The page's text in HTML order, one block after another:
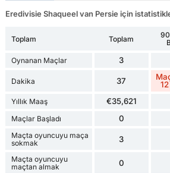
Eredivisie Shaqueel van Persie için
Toplam Toplam
Oynanan Maçlar 3
Dakika 37
Yıllık Maaş €35,621
Maçlar Başladı 0
Maçta oyuncuyu maça
sokmak
3
Maçta oyuncuyu
maçtan almak
0